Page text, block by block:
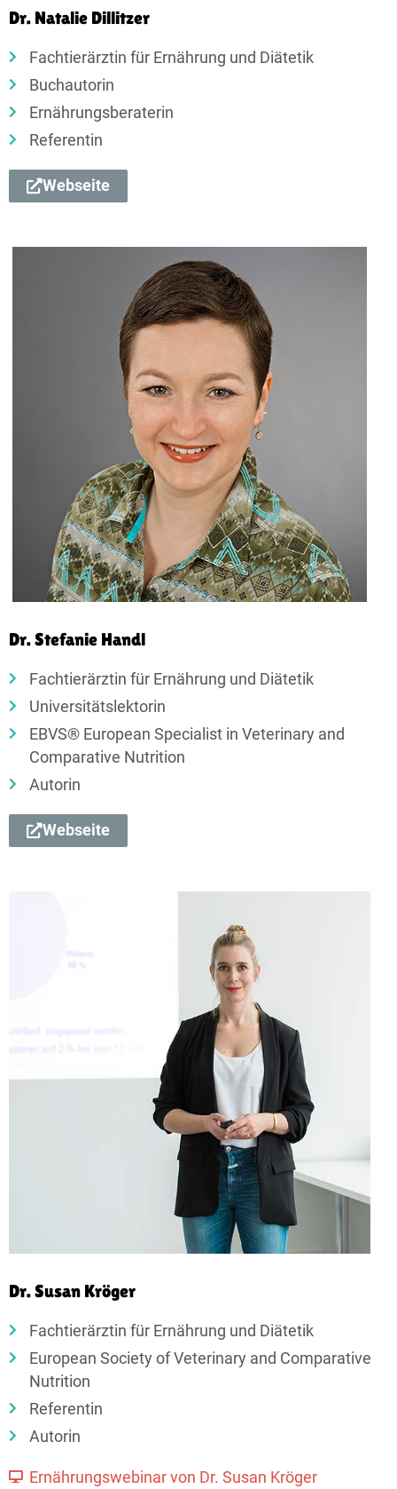
Dr. Natalie Dillitzer
Fachtierärztin für Ernährung und Diätetik
Buchautorin
Ernährungsberaterin
Referentin
Webseite
Dr. Stefanie Handl
Fachtierärztin für Ernährung und Diätetik
Universitätslektorin
EBVS® European Specialist in Veterinary and
Comparative Nutrition
Autorin
Webseite
Dr. Susan Kröger
Fachtierärztin für Ernährung und Diätetik
European Society of Veterinary and Comparative
Nutrition
Referentin
Autorin
Ernährungswebinar von Dr. Susan Kröger